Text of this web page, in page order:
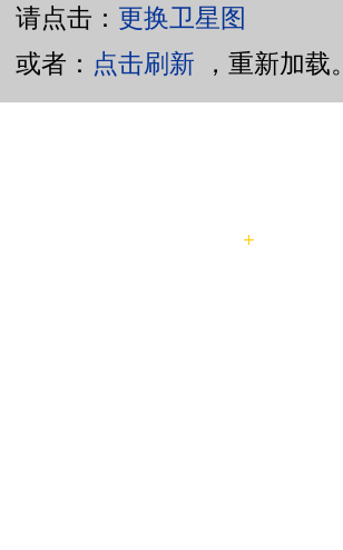
请点击： 更换卫星图
或者： 点击刷新 ，重新加载。